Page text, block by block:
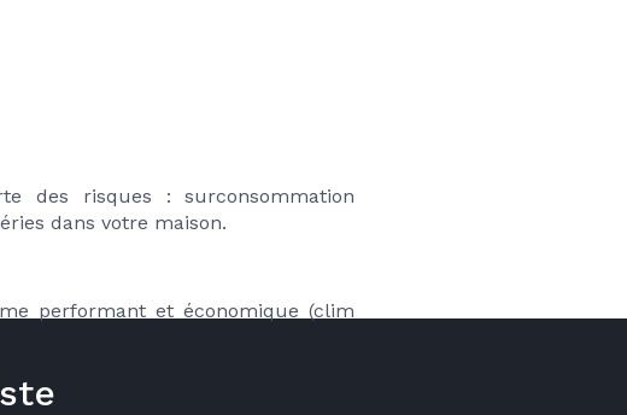
des risques : surconsommation
dans votre maison.
performant et économique (clim